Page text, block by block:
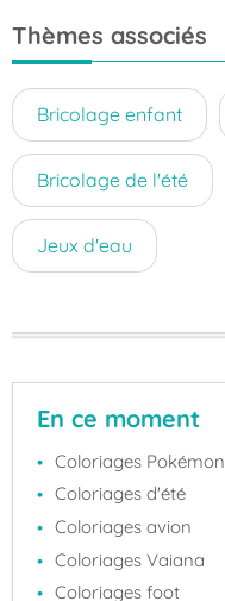
Thèmes associés
Bricolage enfant
Bricolage de l'été
Jeux d'eau
En ce moment
Coloriages Pokémon
Coloriages d'été
Coloriages avion
Coloriages Vaiana
Coloriages foot